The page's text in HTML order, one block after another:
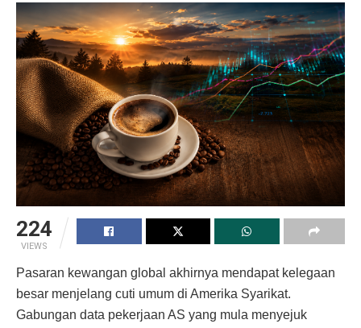
224
VIEWS
Pasaran kewangan global akhirnya mendapat kelegaan
besar menjelang cuti umum di Amerika Syarikat.
Gabungan data pekerjaan AS yang mula menyejuk